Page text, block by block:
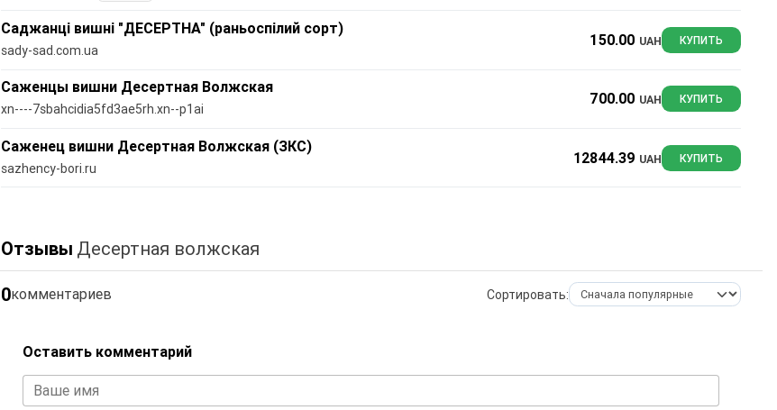
Саджанці вишні "ДЕСЕРТНА" (раньоспілий сорт)
sady-sad.com.ua
150.00 UAH КУПИТЬ
Саженцы вишни Десертная Волжская
xn----7sbahcidia5fd3ae5rh.xn--p1ai
700.00 UAH КУПИТЬ
Саженец вишни Десертная Волжская (ЗКС)
sazhency-bori.ru
12844.39 UAH КУПИТЬ
Отзывы Десертная волжская
0комментариев Сортировать:
Оставить комментарий
Ваше имя